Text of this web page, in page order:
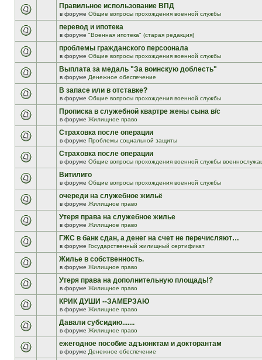
Правильное использование ВПД
в форуме Общие вопросы прохождения военной службы
перевод и ипотека
в форуме "Военная ипотека" (старая редакция)
проблемы гражданского персоонала
в форуме Общие вопросы прохождения военной службы
Выплата за медаль "За воинскую доблесть"
в форуме Денежное обеспечение
В запасе или в отставке?
в форуме Общие вопросы прохождения военной службы
Прописка в служебной квартре жены сына в/с
в форуме Жилищное право
Страховка после операции
в форуме Проблемы социальной защиты
Страховка после операции
в форуме Общие вопросы прохождения военной службы
Витилиго
в форуме Общие вопросы прохождения военной службы
очереди на служебное жильё
в форуме Жилищное право
Утеря права на служебное жилье
в форуме Жилищное право
ГЖС в банк сдан, а денег на счет не перечисляют…
в форуме Государственный жилищный сертификат
Жилье в собственность.
в форуме Жилищное право
Утеря права на дополнительную площадь!?
в форуме Жилищное право
КРИК ДУШИ --ЗАМЕРЗАЮ
в форуме Жилищное право
Давали субсидию.......
в форуме Жилищное право
ежегодное пособие адъюнктам и докторантам
в форуме Денежное обеспечение